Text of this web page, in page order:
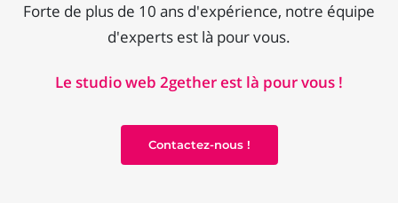
Forte de plus de 10 ans d'expérience, notre équipe
d'experts est là pour vous.
Le studio web 2gether est là pour vous !
Contactez-nous !